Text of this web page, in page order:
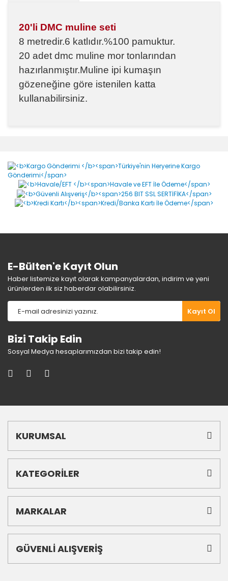
20'li DMC muline seti
8 metredir.6 katlıdır.%100 pamuktur.
20 adet dmc muline mor tonlarından
hazırlanmıştır.Muline ipi kumaşın
gözeneğine göre istenilen katta
kullanabilirsiniz.
Yorum Yaz
Ürün resmi kalitesiz, bozuk veya görüntülenemiyor.
Ürün açıklamasında eksik bilgiler bulunuyor.
Ürün bilgilerinde hatalar bulunuyor.
E-Bülten'e Kayıt Olun
Haber listemize kayıt olarak kampanyalardan, indirim ve yeni
ürünlerden ilk siz haberdar olabilirsiniz.
Kayıt Ol
Bizi Takip Edin
Sosyal Medya hesaplarımızdan bizi takip edin!
KURUMSAL
KATEGORİLER
MARKALAR
GÜVENLİ ALIŞVERİŞ